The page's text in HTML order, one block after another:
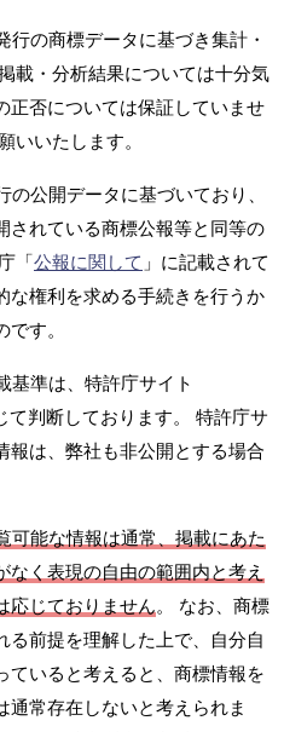
の商標データに基づき集計・
載・分析結果については十分気
正否については保証していませ
いいたします。
公開データに基づいており、
されている商標公報等と同等の
「公報に関して 」に記載されて
な権利を求める手続きを行うか
す。
基準は、特許庁サイト
判断しております。 特許庁サ
報は、弊社も非公開とする場合
可能な情報は通常、掲載にあた
なく表現の自由の範囲内と考え
応じておりません。 なお、商標
る前提を理解した上で、自分自
ていると考えると、商標情報を
常存在しないと考えられま